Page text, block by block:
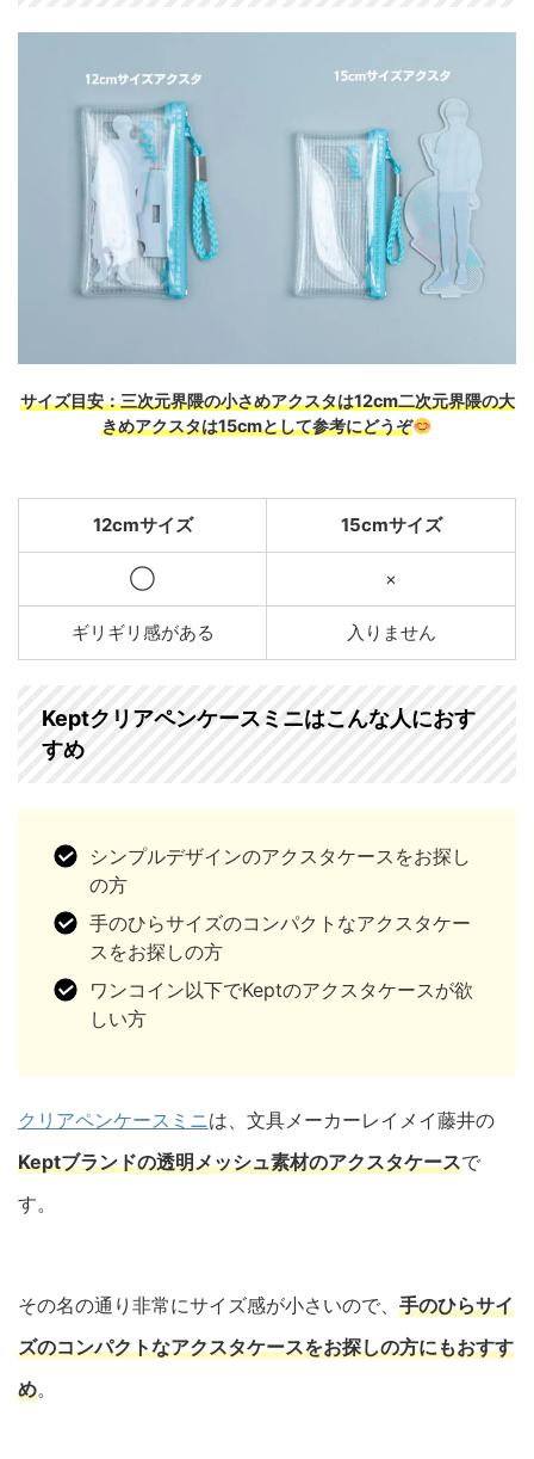
サイズ目安：三次元界隈の小さめアクスタは12cm二次元界隈の大
きめアクスタは15cmとして参考にどうぞ
12cmサイズ 15cmサイズ
◯ ×
ギリギリ感がある 入りません
Keptクリアペンケースミニはこんな人におす
すめ
シンプルデザインのアクスタケースをお探し
の方
手のひらサイズのコンパクトなアクスタケー
スをお探しの方
ワンコイン以下でKeptのアクスタケースが欲
しい方
クリアペンケースミニは、文具メーカーレイメイ藤井の
Keptブランドの透明メッシュ素材のアクスタケースで
す。
その名の通り非常にサイズ感が小さいので、 手のひらサイ
ズのコンパクトなアクスタケースをお探しの方にもおすす
め。